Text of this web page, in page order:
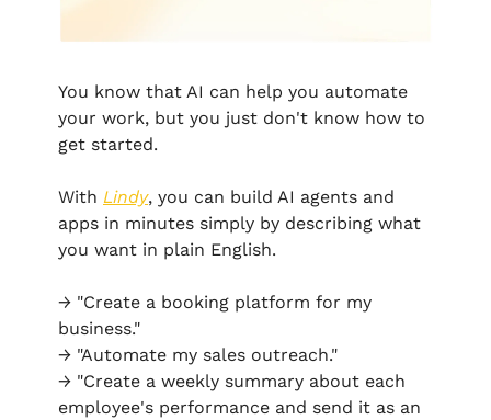
You know that AI can help you automate
your work, but you just don't know how to
get started.
With Lindy, you can build AI agents and
apps in minutes simply by describing what
you want in plain English.
→ "Create a booking platform for my
business."
→ "Automate my sales outreach."
→ "Create a weekly summary about each
employee's performance and send it as an